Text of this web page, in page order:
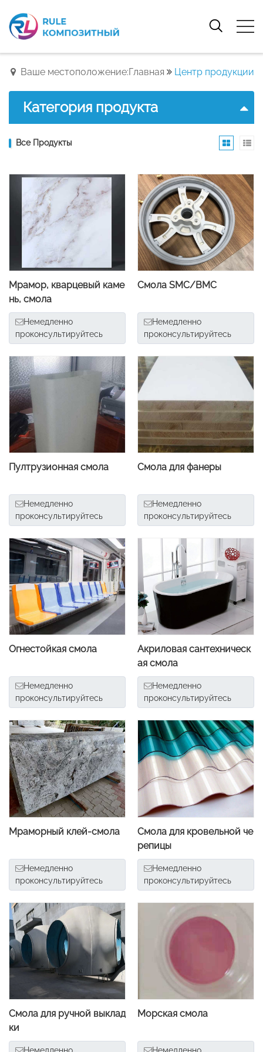
Ваше местоположение:Главная Центр продукции
Категория продукта
Все Продукты
Мрамор, кварцевый каме
нь, смола
Немедленно
проконсультируйтесь
Смола SMC/BMC
Немедленно
проконсультируйтесь
Пултрузионная смола
Немедленно
проконсультируйтесь
Смола для фанеры
Немедленно
проконсультируйтесь
Огнестойкая смола
Немедленно
проконсультируйтесь
Акриловая сантехническ
ая смола
Немедленно
проконсультируйтесь
Мраморный клей-смола
Немедленно
проконсультируйтесь
Смола для кровельной че
репицы
Немедленно
проконсультируйтесь
Смола для ручной выклад
ки
Немедленно
Морская смола
Немедленно